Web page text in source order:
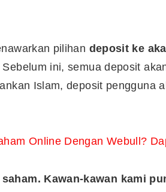
pilihan deposit ke
ini, semua deposit
Islam, deposit pengguna
Online Dengan Webull?
Kawan-kawan kami